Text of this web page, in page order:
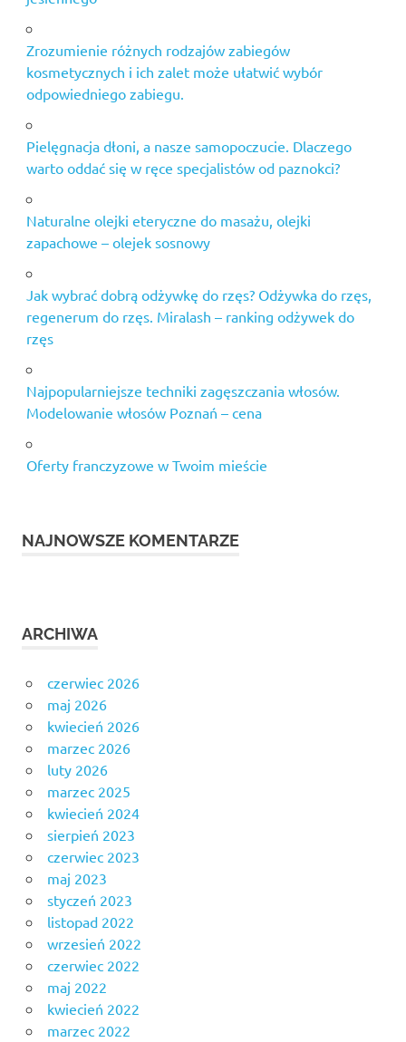
Zrozumienie różnych rodzajów zabiegów
kosmetycznych i ich zalet może ułatwić wybór
odpowiedniego zabiegu.
Pielęgnacja dłoni, a nasze samopoczucie. Dlaczego
warto oddać się w ręce specjalistów od paznokci?
Naturalne olejki eteryczne do masażu, olejki
zapachowe – olejek sosnowy
Jak wybrać dobrą odżywkę do rzęs? Odżywka do rzęs,
regenerum do rzęs. Miralash – ranking odżywek do
rzęs
Najpopularniejsze techniki zagęszczania włosów.
Modelowanie włosów Poznań – cena
Oferty franczyzowe w Twoim mieście
NAJNOWSZE KOMENTARZE
ARCHIWA
czerwiec 2026
maj 2026
kwiecień 2026
marzec 2026
luty 2026
marzec 2025
kwiecień 2024
sierpień 2023
czerwiec 2023
maj 2023
styczeń 2023
listopad 2022
wrzesień 2022
czerwiec 2022
maj 2022
kwiecień 2022
marzec 2022